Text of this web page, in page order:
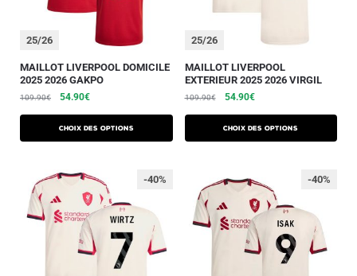
25/26
MAILLOT LIVERPOOL DOMICILE
2025 2026 GAKPO
109.90€ 54.90€
Choix des options
25/26
MAILLOT LIVERPOOL
EXTERIEUR 2025 2026 VIRGIL
109.90€ 54.90€
Choix des options
-40% -40%